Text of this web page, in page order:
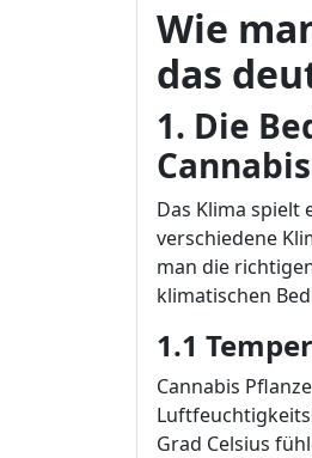
Wie
das
1. Die
Das Klima spielt
verschiedene
man die
klimatischen
1.1
Cannabis
Grad Celsius